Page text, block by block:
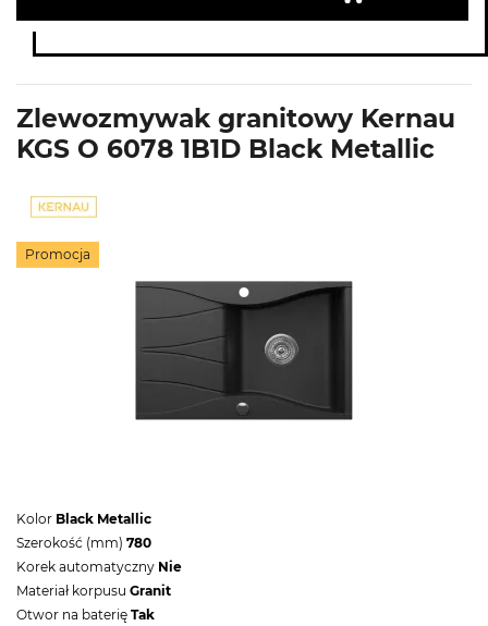
Zlewozmywak granitowy Kernau
KGS O 6078 1B1D Black Metallic
Promocja
Kolor Black Metallic
Szerokość (mm) 780
Korek automatyczny Nie
Materiał korpusu Granit
Otwor na baterię Tak